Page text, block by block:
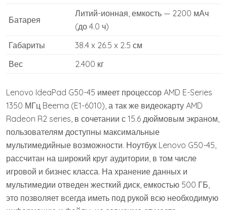
Батарея
Литий-ионная, емкость — 2200 мАч
(до 4.0 ч)
Габариты
38.4 x 26.5 x 2.5 см
Вес
2.400 кг
Lenovo IdeaPad G50-45 имеет процессор AMD E-Series
1350 МГц Beema (E1-6010), а так же видеокарту AMD
Radeon R2 series, в сочетании с 15.6 дюймовым экраном,
пользователям доступны максимальные
мультимедийные возможности. Ноутбук Lenovo G50-45,
рассчитан на широкий круг аудитории, в том числе
игровой и бизнес класса. На хранение данных и
мультимедии отведен жесткий диск, емкостью 500 ГБ,
это позволяет всегда иметь под рукой всю необходимую